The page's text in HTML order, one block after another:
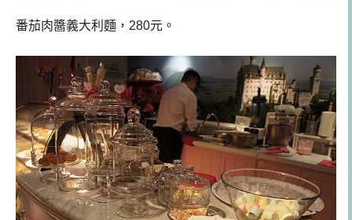
番茄肉醬義大利麵，280元。